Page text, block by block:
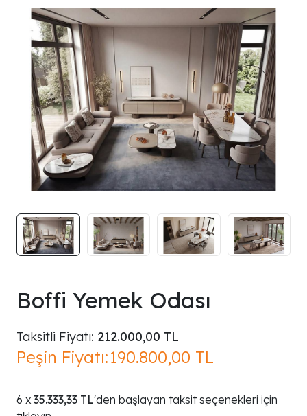
Boffi Yemek Odası
Taksitli Fiyatı: 212.000,00 TL
Peşin Fiyatı:190.800,00 TL
35.333,33 TL'den başlayan taksit seçenekleri için